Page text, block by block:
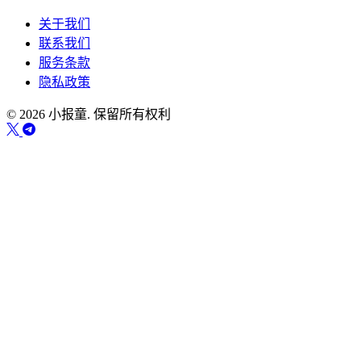
关于我们
联系我们
服务条款
隐私政策
© 2026 小报童. 保留所有权利